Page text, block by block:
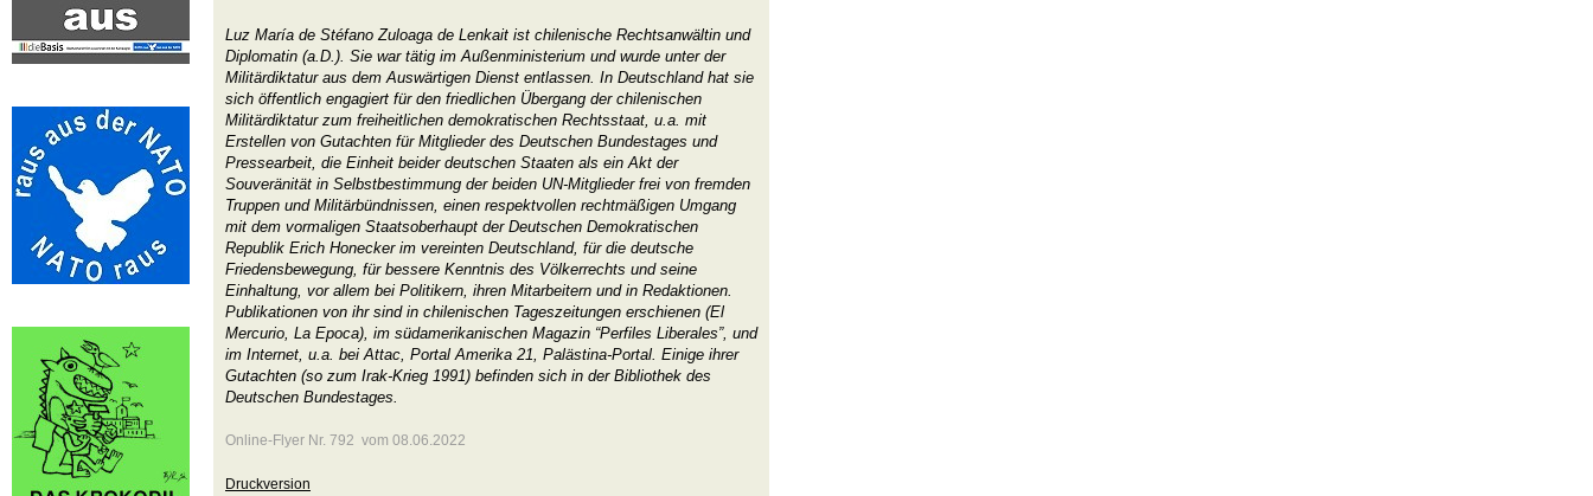
Luz María de Stéfano Zuloaga de Lenkait ist chilenische Rechtsanwältin und
Diplomatin (a.D.). Sie war tätig im Außenministerium und wurde unter der
Militärdiktatur aus dem Auswärtigen Dienst entlassen. In Deutschland hat sie
sich öffentlich engagiert für den friedlichen Übergang der chilenischen
Militärdiktatur zum freiheitlichen demokratischen Rechtsstaat, u.a. mit
Erstellen von Gutachten für Mitglieder des Deutschen Bundestages und
Pressearbeit, die Einheit beider deutschen Staaten als ein Akt der
Souveränität in Selbstbestimmung der beiden UN-Mitglieder frei von fremden
Truppen und Militärbündnissen, einen respektvollen rechtmäßigen Umgang
mit dem vormaligen Staatsoberhaupt der Deutschen Demokratischen
Republik Erich Honecker im vereinten Deutschland, für die deutsche
Friedensbewegung, für bessere Kenntnis des Völkerrechts und seine
Einhaltung, vor allem bei Politikern, ihren Mitarbeitern und in Redaktionen.
Publikationen von ihr sind in chilenischen Tageszeitungen erschienen (El
Mercurio, La Epoca), im südamerikanischen Magazin “Perfiles Liberales”, und
im Internet, u.a. bei Attac, Portal Amerika 21, Palästina-Portal. Einige ihrer
Gutachten (so zum Irak-Krieg 1991) befinden sich in der Bibliothek des
Deutschen Bundestages.
Online-Flyer Nr. 792 vom 08.06.2022
Druckversion